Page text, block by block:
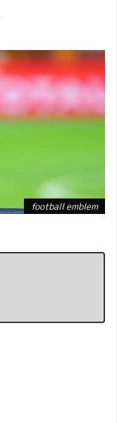
football emblem